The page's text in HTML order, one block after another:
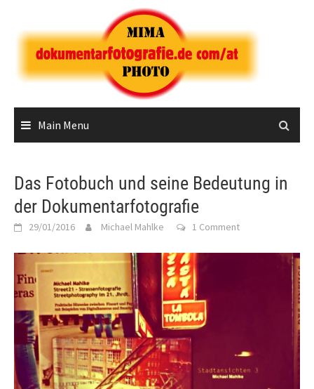
content
Main Menu
Das Fotobuch und seine Bedeutung in
der Dokumentarfotografie
29/01/2016 Michael Mahlke 1 Comment